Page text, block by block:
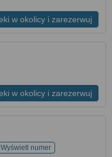
w okolicy i zarezerwuj
w okolicy i zarezerwuj
Wyświetl numer
serwisie